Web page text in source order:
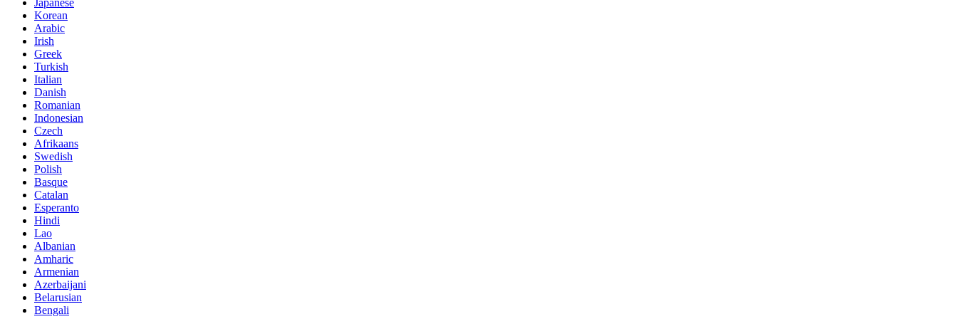
Japanese
Korean
Arabic
Irish
Greek
Turkish
Italian
Danish
Romanian
Indonesian
Czech
Afrikaans
Swedish
Polish
Basque
Catalan
Esperanto
Hindi
Lao
Albanian
Amharic
Armenian
Azerbaijani
Belarusian
Bengali